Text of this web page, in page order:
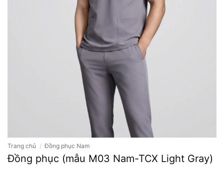
Trang chủ / Đồng phục Nam
Đồng phục (mẫu M03 Nam-TCX Light Gray)